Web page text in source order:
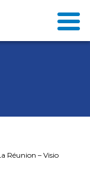
Réunion – Visio